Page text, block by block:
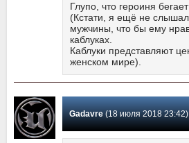
Глупо, что героиня
(Кстати, я ещё не
мужчины, что бы ему
каблуках.
Каблуки представляют
женском мире).
Gadavre(18 июля 2018 23:42)